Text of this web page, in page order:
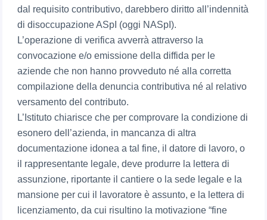
dal requisito contributivo, darebbero diritto all’indennità
di disoccupazione ASpI (oggi NASpI).
L’operazione di verifica avverrà attraverso la
convocazione e/o emissione della diffida per le
aziende che non hanno provveduto né alla corretta
compilazione della denuncia contributiva né al relativo
versamento del contributo.
L’Istituto chiarisce che per comprovare la condizione di
esonero dell’azienda, in mancanza di altra
documentazione idonea a tal fine, il datore di lavoro, o
il rappresentante legale, deve produrre la lettera di
assunzione, riportante il cantiere o la sede legale e la
mansione per cui il lavoratore è assunto, e la lettera di
licenziamento, da cui risultino la motivazione “fine